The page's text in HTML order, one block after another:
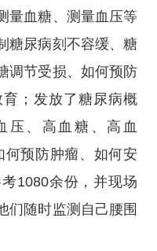
量血糖、测量血压等
糖尿病刻不容缓、糖
调节受损、如何预防
；发放了糖尿病概
压、高血糖、高血
何预防肿瘤、如何安
1080余份，并现场
们随时监测自己腰围